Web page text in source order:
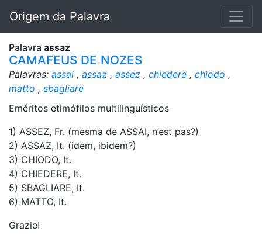
Origem da Palavra
Palavra assaz
CAMAFEUS DE NOZES
Palavras: assai , assaz , assez , chiedere , chiodo ,
matto , sbagliare
Eméritos etimófilos multilinguísticos
1) ASSEZ, Fr. (mesma de ASSAI, n’est pas?)
2) ASSAZ, It. (idem, ibidem?)
3) CHIODO, It.
4) CHIEDERE, It.
5) SBAGLIARE, It.
6) MATTO, It.
Grazie!